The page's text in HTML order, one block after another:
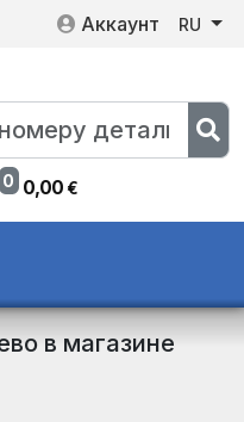
Аккаунт RU
0 0,00€
в магазине